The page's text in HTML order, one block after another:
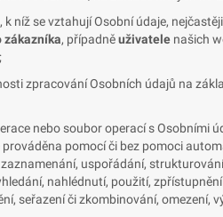
k níž se vztahují Osobní údaje,
, případněuživatele našich
zpracování Osobních údajů na
nebo soubor operací s Osobními
prováděna pomocí či bez pomoci
uspořádání,
nahlédnutí, použití,
seřazení či zkombinování, omezení,